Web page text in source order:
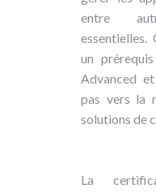
entre
un
Advanced
pas vers la
solutions de
La